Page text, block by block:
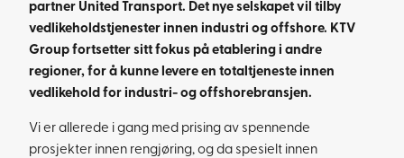
partner United Transport. Det nye selskapet vil tilby
vedlikeholdstjenester innen industri og offshore. KTV
Group fortsetter sitt fokus på etablering i andre
regioner, for å kunne levere en totaltjeneste innen
vedlikehold for industri- og offshorebransjen.
Vi er allerede i gang med prising av spennende
prosjekter innen rengjøring, og da spesielt innen